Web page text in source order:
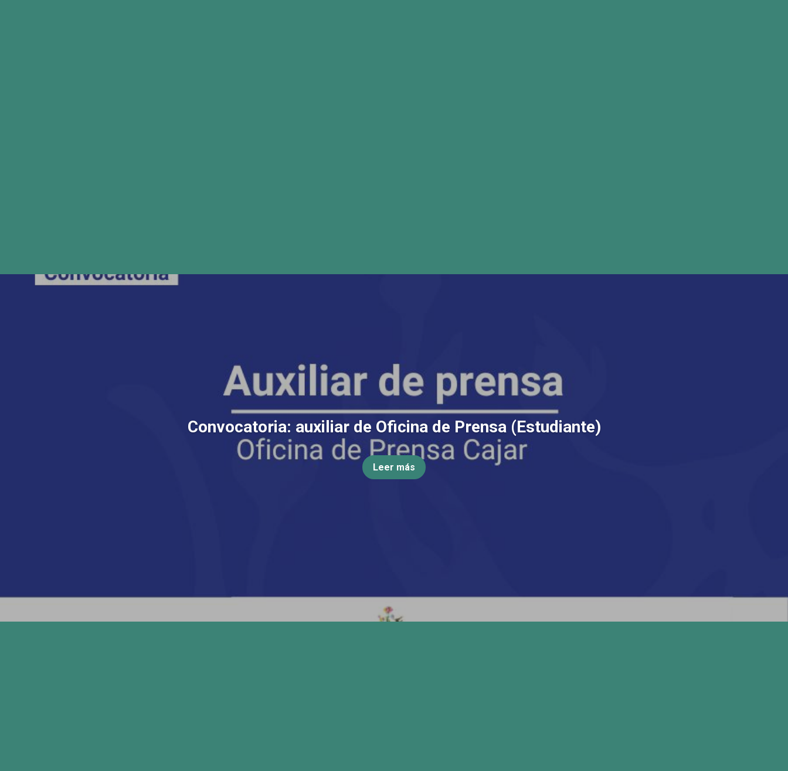
Convocatoria: auxiliar de Oficina de Prensa (Estudiante)
Leer más